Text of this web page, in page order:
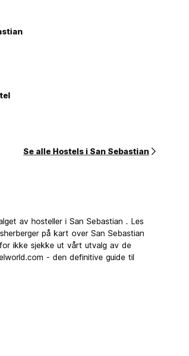
Se alle Hostels i San Sebastian
av hosteller i San Sebastian . Les
på kart over San Sebastian
ikke sjekke ut vårt utvalg av de
- den definitive guide til